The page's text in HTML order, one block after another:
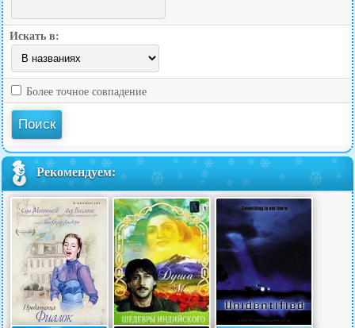
Искать в:
Более точное совпадение
Рекомендуем: